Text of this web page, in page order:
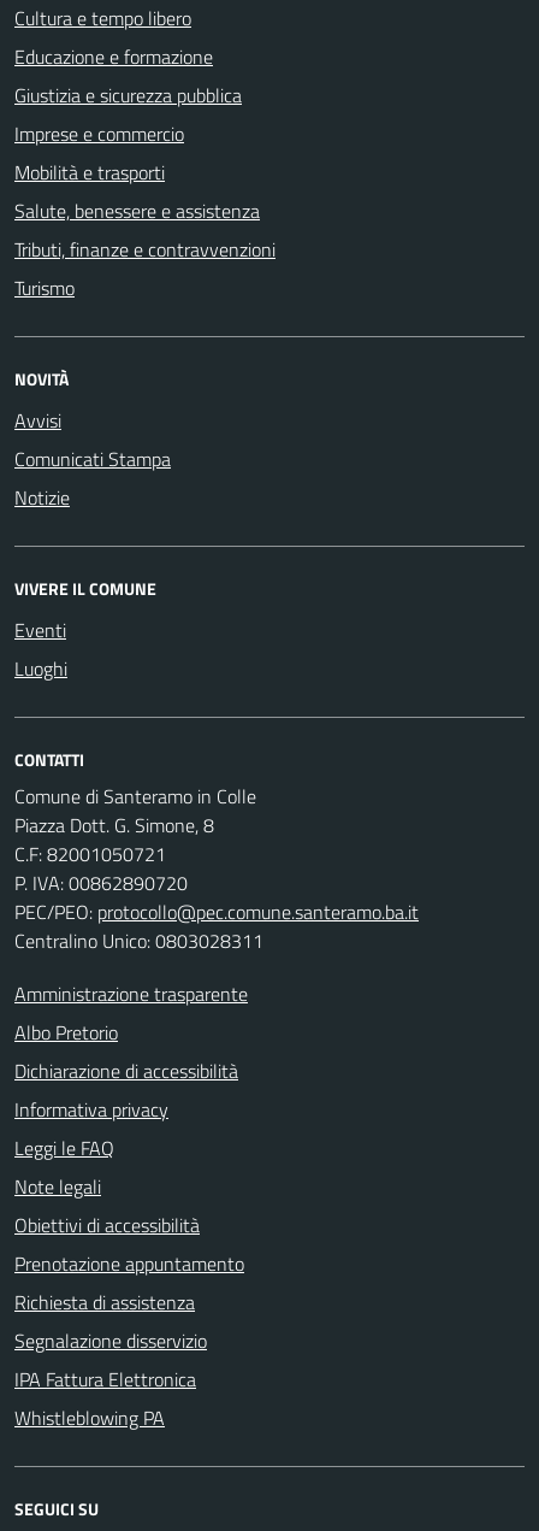
Cultura e tempo libero
Educazione e formazione
Giustizia e sicurezza pubblica
Imprese e commercio
Mobilità e trasporti
Salute, benessere e assistenza
Tributi, finanze e contravvenzioni
Turismo
NOVITÀ
Avvisi
Comunicati Stampa
Notizie
VIVERE IL COMUNE
Eventi
Luoghi
CONTATTI
Comune di Santeramo in Colle
Piazza Dott. G. Simone, 8
C.F:82001050721
P. IVA:00862890720
PEC/PEO: protocollo@pec.comune.santeramo.ba.it
Centralino Unico: 0803028311
Amministrazione trasparente
Albo Pretorio
Dichiarazione di accessibilità
Informativa privacy
Leggi le FAQ
Note legali
Obiettivi di accessibilità
Prenotazione appuntamento
Richiesta di assistenza
Segnalazione disservizio
IPA Fattura Elettronica
Whistleblowing PA
SEGUICI SU